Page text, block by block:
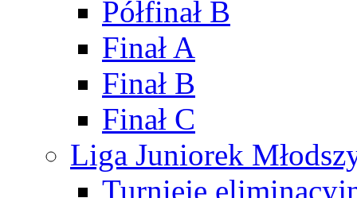
Półfinał B
Finał A
Finał B
Finał C
Liga Juniorek
Turnieje